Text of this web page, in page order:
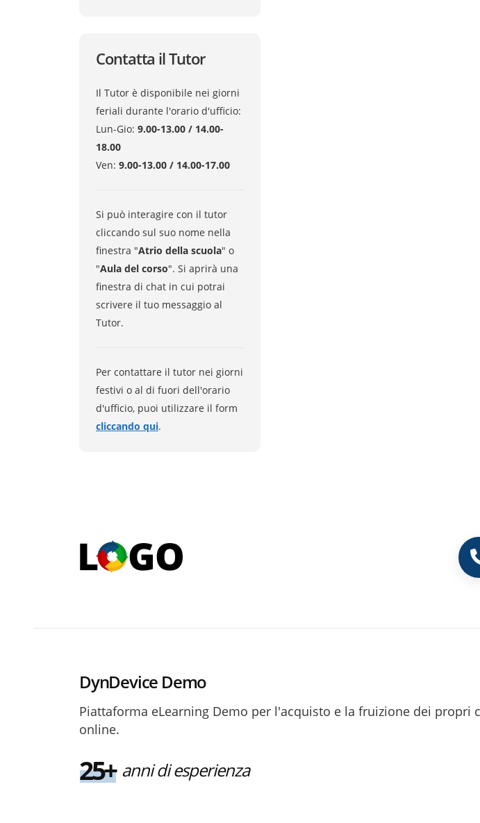
Contatta il Tutor
Il Tutor è disponibile nei giorni
feriali durante l'orario d'ufficio:
Lun-Gio: 9.00-13.00 / 14.00-
18.00
Ven: 9.00-13.00 / 14.00-17.00
Si può interagire con il tutor
cliccando sul suo nome nella
finestra "Atrio della scuola" o
"Aula del corso". Si aprirà una
finestra di chat in cui potrai
scrivere il tuo messaggio al
Tutor.
Per contattare il tutor nei giorni
festivi o al di fuori dell'orario
d'ufficio, puoi utilizzare il form
cliccando qui.
DynDevice Demo
Piattaforma eLearning Demo per l'acquisto e la fruizione dei propri
online.
25+ anni di esperienza